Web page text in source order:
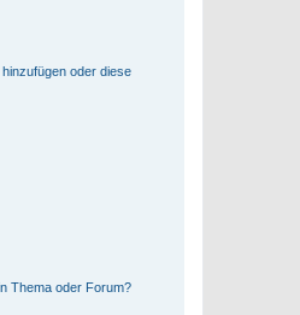
oder diese
Thema oder Forum?